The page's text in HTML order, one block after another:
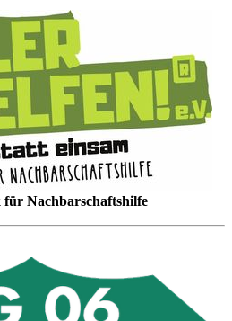
für Nachbarschaftshilfe